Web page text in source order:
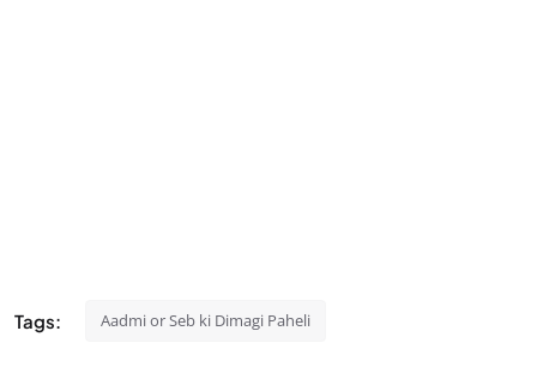
Tags: Aadmi or Seb ki Dimagi Paheli